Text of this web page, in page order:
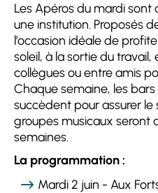
Les Apéros du mardi sont
une institution. Proposés
l’occasion idéale de
soleil, à la sortie du
collègues ou entre amis
Chaque semaine, les
succèdent pour assurer le
groupes musicaux seront
semaines.
La programmation :
Mardi 2 juin - Aux